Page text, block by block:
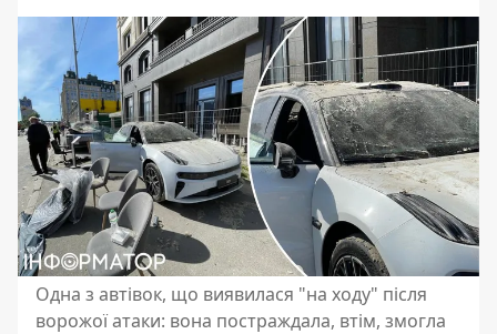
Одна з автівок, що виявилася "на ходу" після
ворожої атаки: вона постраждала, втім, змогла